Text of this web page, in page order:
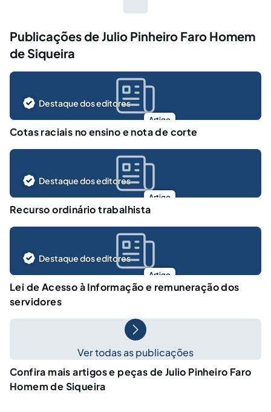
Publicações de Julio Pinheiro Faro Homem
de Siqueira
Artigo
Destaque dos editores
Cotas raciais no ensino e nota de corte
Artigo
Destaque dos editores
Recurso ordinário trabalhista
Artigo
Destaque dos editores
Lei de Acesso à Informação e remuneração dos
servidores
Ver todas as publicações
Confira mais artigos e peças de Julio Pinheiro Faro
Homem de Siqueira